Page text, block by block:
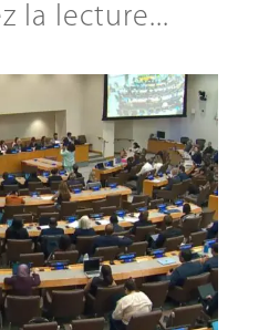
la lecture...